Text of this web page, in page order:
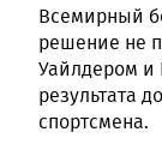
Всемирный
решение не
Уайлдером и
результата
спортсмена.